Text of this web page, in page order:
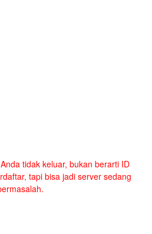
tidak keluar, bukan berarti ID
tapi bisa jadi server sedang